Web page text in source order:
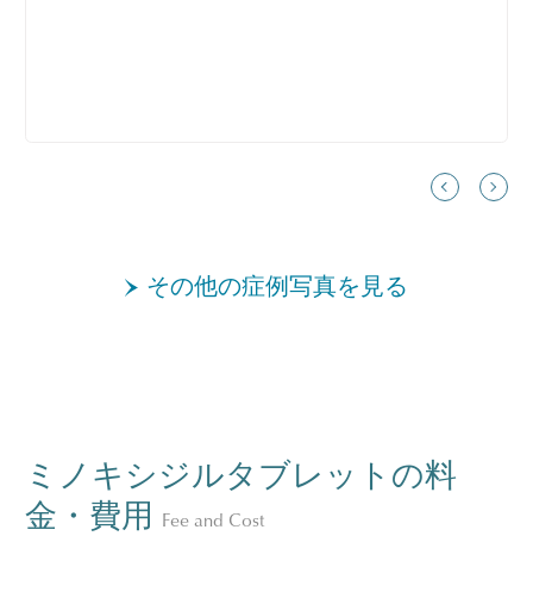
その他の症例写真を見る
ミノキシジルタブレットの料
金・費用 Fee and Cost